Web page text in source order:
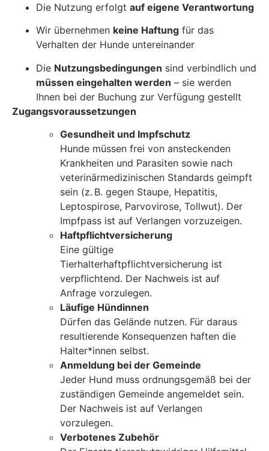
Die Nutzung erfolgt auf eigene Verantwortung
Wir übernehmen keine Haftung für das
Verhalten der Hunde untereinander
Die Nutzungsbedingungen sind verbindlich und
müssen eingehalten werden – sie werden
Ihnen bei der Buchung zur Verfügung gestellt
Zugangsvoraussetzungen
Gesundheit und Impfschutz
Hunde müssen frei von ansteckenden
Krankheiten und Parasiten sowie nach
veterinärmedizinischen Standards geimpft
sein (z. B. gegen Staupe, Hepatitis,
Leptospirose, Parvovirose, Tollwut). Der
Impfpass ist auf Verlangen vorzuzeigen.
Haftpflichtversicherung
Eine gültige
Tierhalterhaftpflichtversicherung ist
verpflichtend. Der Nachweis ist auf
Anfrage vorzulegen.
Läufige Hündinnen
Dürfen das Gelände nutzen. Für daraus
resultierende Konsequenzen haften die
Halter*innen selbst.
Anmeldung bei der Gemeinde
Jeder Hund muss ordnungsgemäß bei der
zuständigen Gemeinde angemeldet sein.
Der Nachweis ist auf Verlangen
vorzulegen.
Verbotenes Zubehör